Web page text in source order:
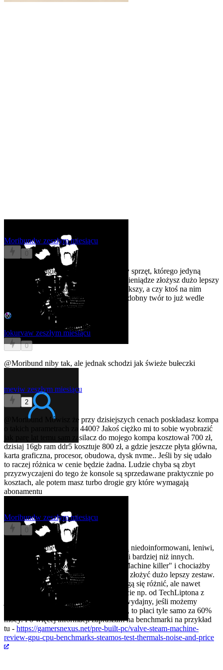
Moribundw zeszłym miesiącu
0
Tragicznie wyceniony i słaby sprzęt, którego jedyną
zaletą jest to, że jest mały? Za te same pieniądze złożysz dużo lepszy
komputer, który będzie nieznacznie większy, a czy ktoś na nim
zainstaluje Windowsa czy SteamOS-podobny twór to już wedle
lokurvaw zeszłym miesiącu
0
@Moribund niby tak, ale jednak schodzi jak świeże bułeczki
meviw zeszłym miesiącu
2
@Moribund
Mówisz że przy dzisiejszych cenach poskładasz kompa
o takich parametrach za 4400? Jakoś ciężko mi to sobie wyobrazić
jak parę lat temu sam zasilacz do mojego kompa kosztował 700 zł,
dzisiaj 16gb ram ddr5 kosztuje 800 zł, a gdzie jeszcze płyta główna,
karta graficzna, procesor, obudowa, dysk nvme.. Jeśli by się udało
to raczej różnica w cenie będzie żadna. Ludzie chyba są zbyt
przyzwyczajeni do tego że konsole są sprzedawane praktycznie po
kosztach, ale potem masz turbo drogie gry które wymagają
abonamentu
Moribundw zeszłym miesiącu
0
@mevi
Schodzi, bo ludzie są niedoinformowani, leniwi,
lub wierzą w ideologię jednej korporacji bardziej niż innych.
Wystarczy wpisać w Youtube "Steam Machine killer" i chociażby
LinusTechTips pokazują, że idzie taniej złożyć dużo lepszy zestaw.
Wiadomo, na polskie warunki ceny mogą się różnić, ale nawet
losowy komputer w tym samym budżecie np. od TechLiptona z
jakimś 5060Ti będzie o wiele bardziej wydajny, jeśli możemy
poświęcić ITX/SSF - jak ktoś nie może, to płaci tyle samo za 60%
mocy. Po więcej informacji zapraszam na benchmarki na przykład
tu - https://gamersnexus.net/pre-built-pc/valve-steam-machine-
review-gpu-cpu-benchmarks-steamos-test-thermals-noise-and-price